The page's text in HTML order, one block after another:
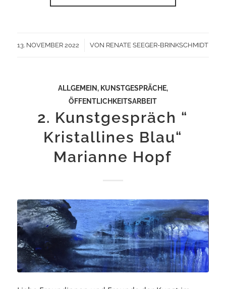
13. NOVEMBER 2022
/ VON RENATE SEEGER-BRINKSCHMIDT
ALLGEMEIN, KUNSTGESPRÄCHE,
ÖFFENTLICHKEITSARBEIT
2. Kunstgespräch “
Kristallines Blau“
Marianne Hopf